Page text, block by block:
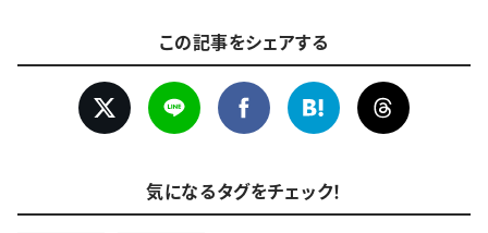
この記事をシェアする
気になるタグをチェック！